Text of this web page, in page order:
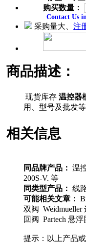
购买数量：
Contact Us
采购量大、 注
商品描述：
现货库存 温控器
用、型号及批发
相关信息
同品牌产品： 温
200S-V. 等
同类型产品： 线
可能相关文章：
双阀
回阀 Partech 悬
提示：以上产品